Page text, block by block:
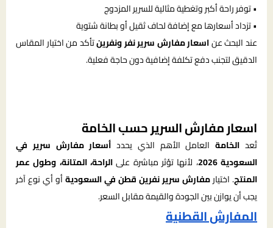
• توفر راحة أكبر وتغطية مثالية للسرير المزدوج
• تزداد أسعارها مع إضافة لحاف ثقيل أو بطانة شتوية
عند البحث عناسعار مفارش سرير نفر ونفرينتأكد من اختيار المقاس
الدقيق لتجنب دفع تكلفة إضافية دون حاجة فعلية.
اسعار مفارش السرير حسب الخامة
تُعد الخامةالعامل الأهم الذي يحدد أسعار مفارش سرير في
السعودية 2026
، لأنها تؤثر مباشرة علىالراحة، المتانة، وطول عمر
المنتج. اختيارمفارش سرير نفرين قطن في السعوديةأو أي نوع آخر
يجب أن يوازن بين الجودة والقيمة مقابل السعر.
المفارش القطنية